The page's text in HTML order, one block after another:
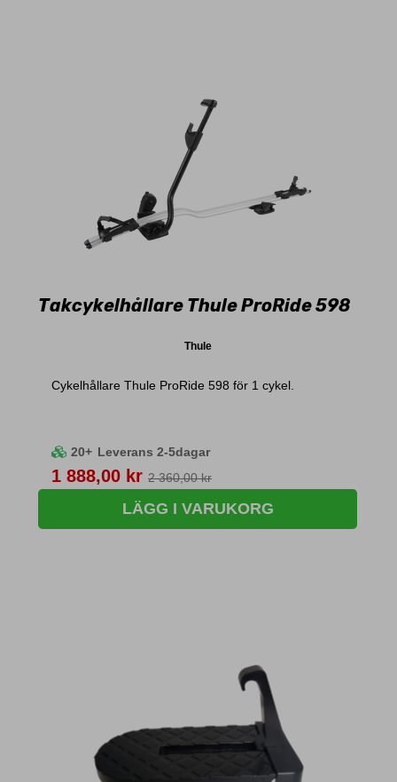
Takcykelhållare Thule ProRide 598
Thule
Cykelhållare Thule ProRide 598 för 1 cykel.
20+ Leverans 2-5dagar
Pris
1 888,00 kr 2 360,00 kr
LÄGG I VARUKORG